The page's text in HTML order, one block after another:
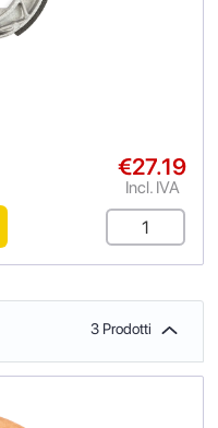
€27.19
Incl. IVA
3 Prodotti